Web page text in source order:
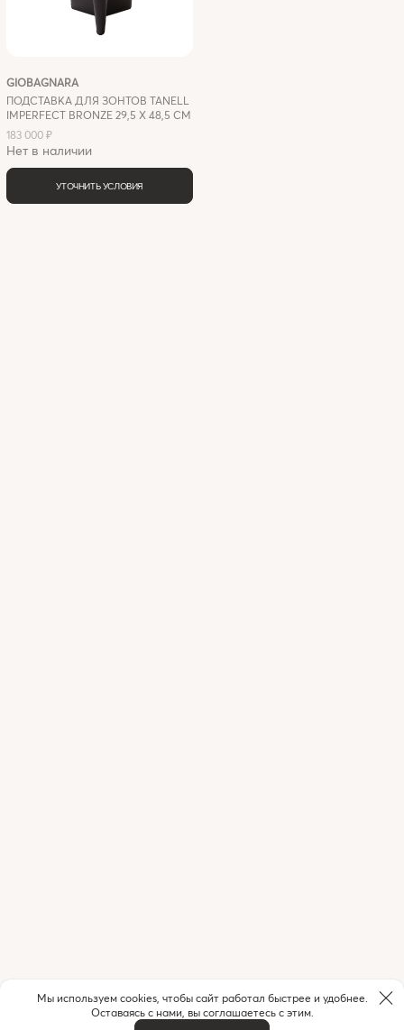
GIOBAGNARA
ПОДСТАВКА ДЛЯ ЗОНТОВ TANELL
IMPERFECT BRONZE 29,5 X 48,5 СМ
183 000 ₽
Нет в наличии
УТОЧНИТЬ УСЛОВИЯ
Мы используем cookies, чтобы сайт работал быстрее и удобнее.
Оставаясь с нами, вы соглашаетесь с этим.